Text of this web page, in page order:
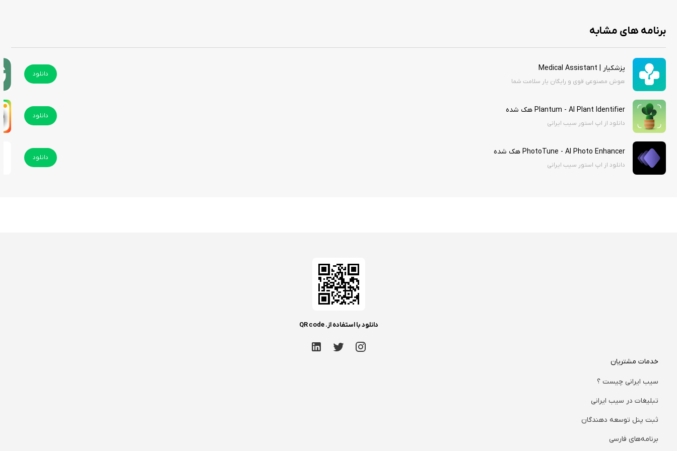
برنامه های مشابه
پزشکیار | Medical Assistant
هوش مصنوعی قوی و رایگان یار سلامت شما
دانلود
Plantum - AI Plant Identifier هک شده
دانلود از اپ استور سیب ایرانی
دانلود
PhotoTune - AI Photo Enhancer هک شده
دانلود از اپ استور سیب ایرانی
دانلود
دانلود با استفاده از. QR code
خدمات مشتریان
سیب ایرانی چیست ؟
تبلیغات در سیب ایرانی
ثبت پنل توسعه دهندگان
برنامه‌های فارسی